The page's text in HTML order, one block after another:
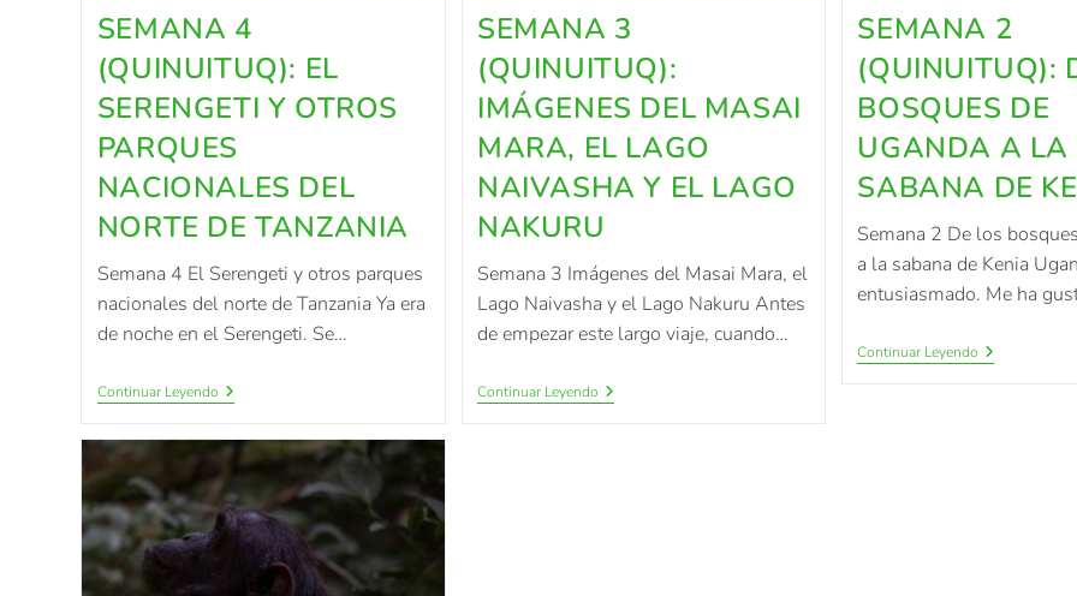
SEMANA 4
(QUINUITUQ): EL
SERENGETI Y OTROS
PARQUES
NACIONALES DEL
NORTE DE TANZANIA
Semana 4 El Serengeti y otros parques
nacionales del norte de Tanzania Ya era
de noche en el Serengeti. Se…
Continuar Leyendo
SEMANA 3
(QUINUITUQ):
IMÁGENES DEL MASAI
MARA, EL LAGO
NAIVASHA Y EL LAGO
NAKURU
Semana 3 Imágenes del Masai Mara, el
Lago Naivasha y el Lago Nakuru Antes
de empezar este largo viaje, cuando…
Continuar Leyendo
SEMANA 2
(QUINUITUQ):
BOSQUES DE
UGANDA A LA
SABANA DE
Semana 2 De los
a la sabana de Kenia
entusiasmado. Me ha
Continuar Leyendo